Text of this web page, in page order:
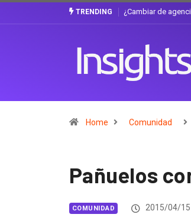
TRENDING
La discusión que atraviesa a EcuadorGabriela
Home Comunidad
Pañuelos
COMUNIDAD 2015/04/15